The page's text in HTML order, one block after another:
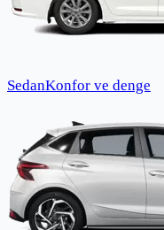
SedanKonfor ve denge